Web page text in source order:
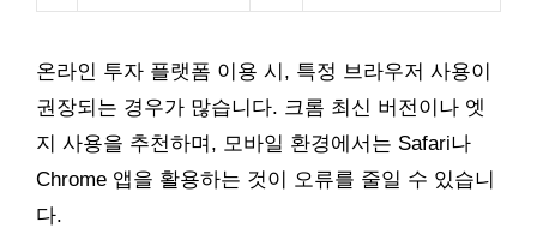
온라인 투자 플랫폼 이용 시, 특정 브라우저 사용이
권장되는 경우가 많습니다. 크롬 최신 버전이나 엣
지 사용을 추천하며, 모바일 환경에서는 Safari나
Chrome 앱을 활용하는 것이 오류를 줄일 수 있습니
다.